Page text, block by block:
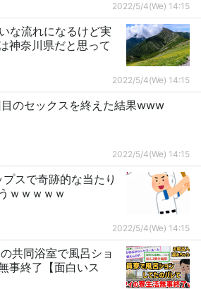
2022/5/4(We) 14:15
な流れになるけど実
神奈川県だと思って
2022/5/4(We) 14:15
のセックスを終えた結果www
2022/5/4(We) 14:15
プスで奇跡的な当たり
ｗｗｗｗｗ
2022/5/4(We) 14:15
共同浴室で風呂ショ
事終了【面白いス